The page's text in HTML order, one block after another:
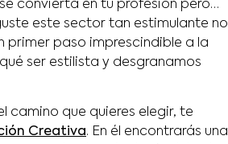
convierta en tu profesión pero…
este sector tan estimulante no
primer paso imprescindible a la
ser estilista y desgranamos
camino que quieres elegir, te
Creativa. En él encontrarás una